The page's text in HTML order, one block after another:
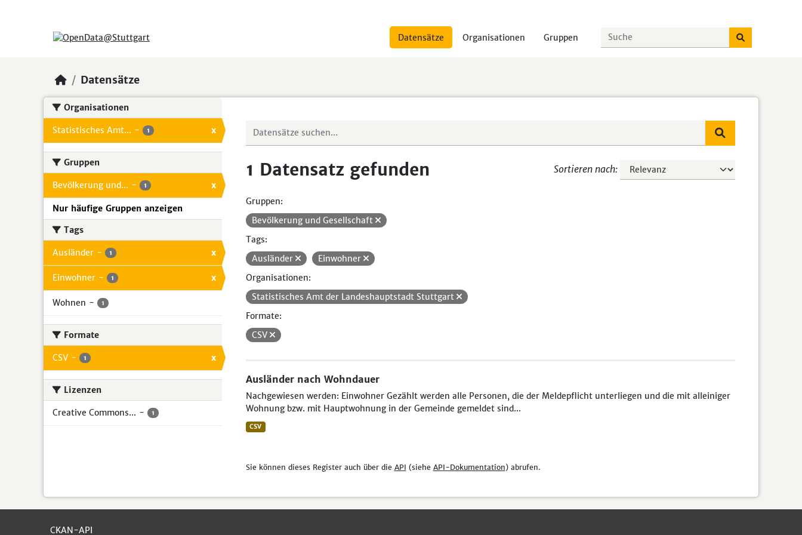
Datensätze Organisationen Gruppen
Datensätze
Organisationen
Statistisches Amt... - 1 x
Gruppen
Bevölkerung und... - 1 x
Nur häufige Gruppen anzeigen
Tags
Ausländer - 1 x
Einwohner - 1 x
Wohnen - 1
Formate
CSV - 1 x
Lizenzen
Creative Commons... - 1
Sortieren nach
1 Datensatz gefunden
Gruppen:
Bevölkerung und Gesellschaft
Tags:
Ausländer
Einwohner
Organisationen:
Statistisches Amt der Landeshauptstadt Stuttgart
Formate:
CSV
Ausländer nach Wohndauer
Nachgewiesen werden: Einwohner Gezählt werden alle Personen, die der Meldepflicht unterliegen und die mit alleiniger
Wohnung bzw. mit Hauptwohnung in der Gemeinde gemeldet sind...
CSV
Sie können dieses Register auch über die API (siehe API-Dokumentation) abrufen.
CKAN-API